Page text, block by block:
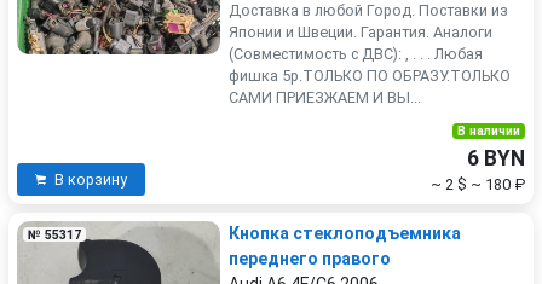
Доставка в любой Город. Поставки из
Японии и Швеции. Гарантия. Аналоги
(Совместимость с ДВС): , . . . Любая
фишка 5р.ТОЛЬКО ПО ОБРАЗУ.ТОЛЬКО
САМИ ПРИЕЗЖАЕМ И ВЫ...
В корзину
В наличии
6 BYN
~ 2 $ ~ 180 ₽
№ 55317
Кнопка стеклоподъемника
переднего правого